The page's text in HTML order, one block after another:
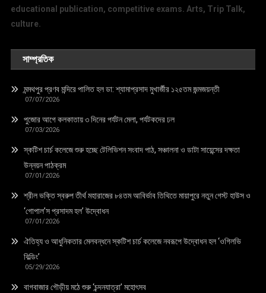
educational publication, competitive exams. Arts, Trip Talk,
culture.
সাম্প্রতিক
মন্মথপুর প্রণব মন্দিরে পালিত হল ডা: শ্যামাপ্রসাদ মুখার্জীর ১২৫তম জন্মজয়ন্তী
07/07/2026
পুজোর আগে কলকাতায় ৩ দিনের পর্যটন মেলা, পর্যটকদের ঢল
07/03/2026
স্কটিশ চার্চ কলেজে শুরু হচ্ছে টেলিভিশন সংবাদ পাঠ, সঞ্চালনা ও ডাটা সায়েন্সের দক্ষতা
উন্নয়ন পাঠক্রম
07/01/2026
শ্রীল ভক্তি স্বরুপ তীর্থ মহারাজের ৮৪তম আবির্ভাব তিথিতে মায়াপুরে নতুন গেস্ট হাউস ও
‘গোপাল’স প্রসাদম হল’ উদ্বোধন
07/01/2026
ঐতিহ্য ও আধুনিকতার মেলবন্ধনে স্কটিশ চার্চ কলেজে নবরূপে উদ্বোধন হল ‘ওগিলভি
বিল্ডিং’
05/29/2026
বাগবাজার গৌড়ীয় মঠে শুরু ‘চন্দনযাত্রা’ মহোৎসব